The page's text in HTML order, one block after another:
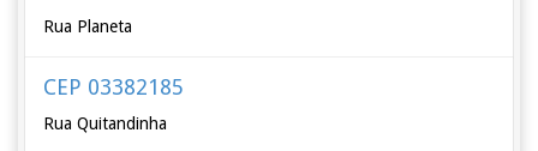
Rua Planeta
CEP 03382185
Rua Quitandinha